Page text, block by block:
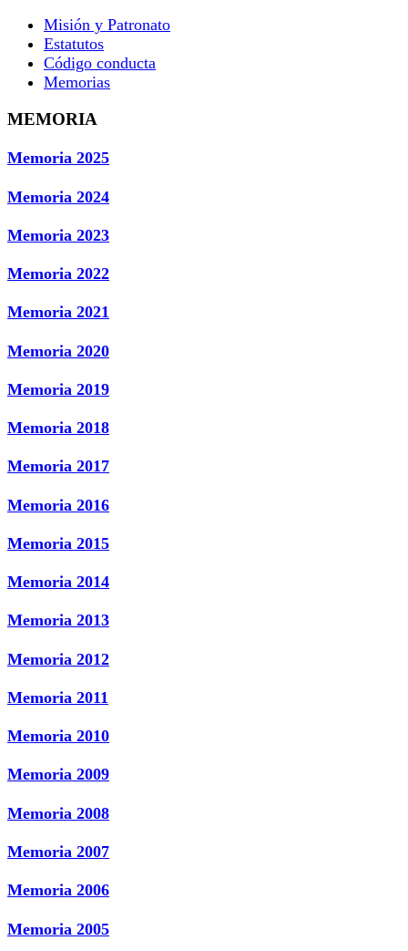
Misión y Patronato
Estatutos
Código conducta
Memorias
MEMORIA
Memoria 2025
Memoria 2024
Memoria 2023
Memoria 2022
Memoria 2021
Memoria 2020
Memoria 2019
Memoria 2018
Memoria 2017
Memoria 2016
Memoria 2015
Memoria 2014
Memoria 2013
Memoria 2012
Memoria 2011
Memoria 2010
Memoria 2009
Memoria 2008
Memoria 2007
Memoria 2006
Memoria 2005